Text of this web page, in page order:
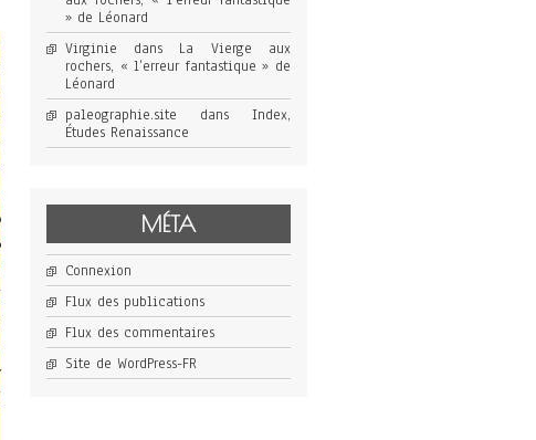
» de Léonard
Virginie dans La Vierge aux
rochers, « l’erreur fantastique » de
Léonard
paleographie.site dans Index,
Études Renaissance
MÉTA
Connexion
Flux des publications
Flux des commentaires
Site de WordPress-FR